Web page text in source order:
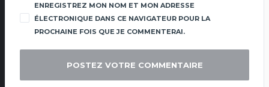
ENREGISTREZ MON NOM ET MON ADRESSE
ÉLECTRONIQUE DANS CE NAVIGATEUR POUR LA
PROCHAINE FOIS QUE JE COMMENTERAI.